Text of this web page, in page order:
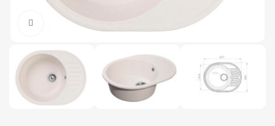
Нажмите, чтобы увеличить